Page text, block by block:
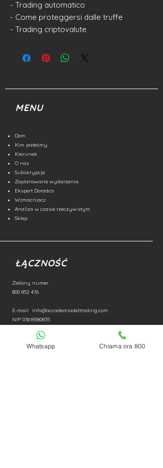
- Trading automatico
- Come proteggersi dalle truffe
- Trading criptovalute
MENU
Dom
Kim jesteśmy
Kierunek
O nas
Subskrypcje
Zaplanowane wydarzenia
Ekspert Doradca
Wzmacniacz
Analiza w czasie rzeczywistym
Sklep
ŁĄCZNOŚĆ
Zielony numer
800 852 476
E-mail: info@accademiadeltrading.com
NIP 03618580835
Whatsapp Chiama ora 800